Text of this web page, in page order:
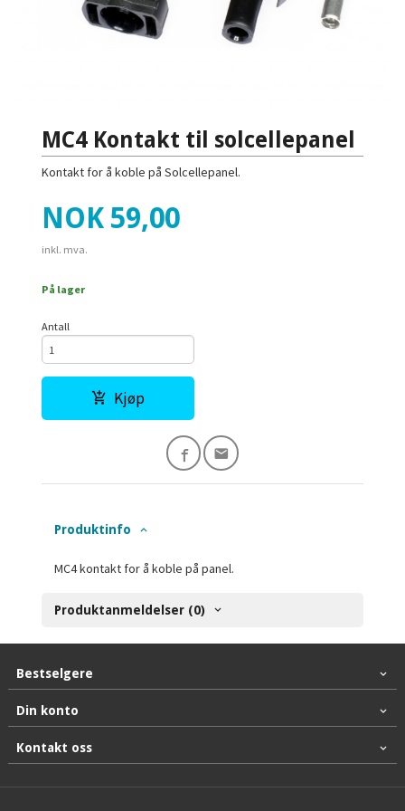
MC4 Kontakt til solcellepanel
Kontakt for å koble på Solcellepanel.
Pris
NOK 59,00
inkl. mva.
På lager
Antall
Kjøp
Produktinfo
MC4 kontakt for å koble på panel.
Produktanmeldelser (0)
Bestselgere
Din konto
Kontakt oss